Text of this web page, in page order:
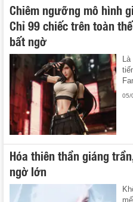
Chiêm ngưỡng mô hình
Chỉ 99 chiếc trên toàn
bất ngờ
05/
Hóa thiên thần giáng
ngờ lớn